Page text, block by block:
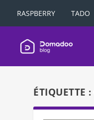
RASPBERRY TADO
ÉTIQUETTE :